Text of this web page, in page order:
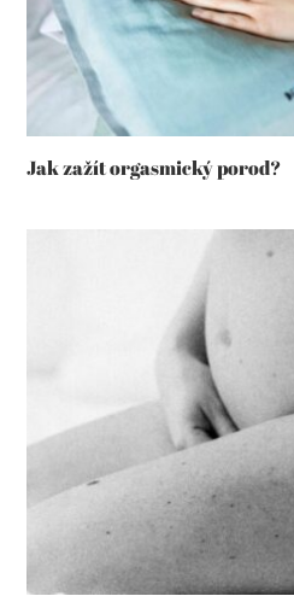
Jak zažít orgasmický porod?